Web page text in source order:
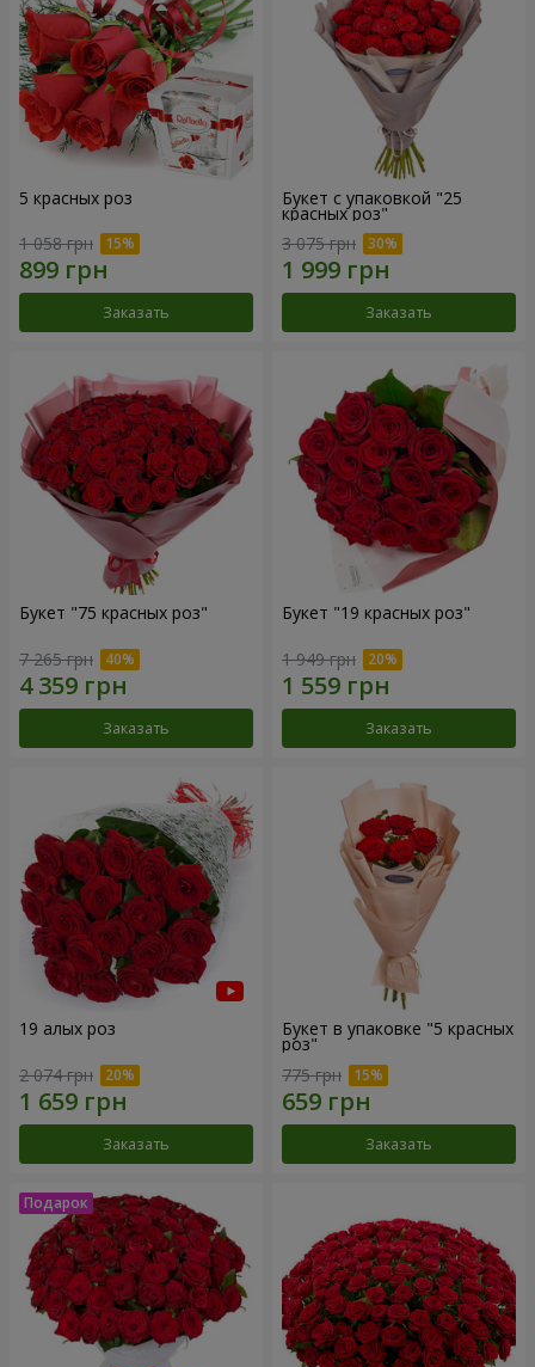
5 красных роз
1 058 грн
Заказать
Букет с упаковкой "25
красных роз"
3 075 грн
Заказать
Букет "75 красных роз"
7 265 грн
Заказать
Букет "19 красных роз"
1 949 грн
Заказать
19 алых роз
2 074 грн
Заказать
Букет в упаковке "5 красных
роз"
775 грн
Заказать